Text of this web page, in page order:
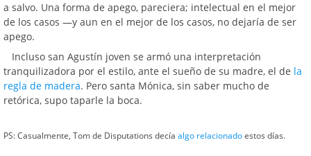
a salvo. Una forma de apego, pareciera; intelectual en el mejor
de los casos —y aun en el mejor de los casos, no dejaría de ser
apego.
Incluso san Agustín joven se armó una interpretación
tranquilizadora por el estilo, ante el sueño de su madre, el de la
regla de madera. Pero santa Mónica, sin saber mucho de
retórica, supo taparle la boca.
PS: Casualmente, Tom de Disputations decía algo relacionado estos días.